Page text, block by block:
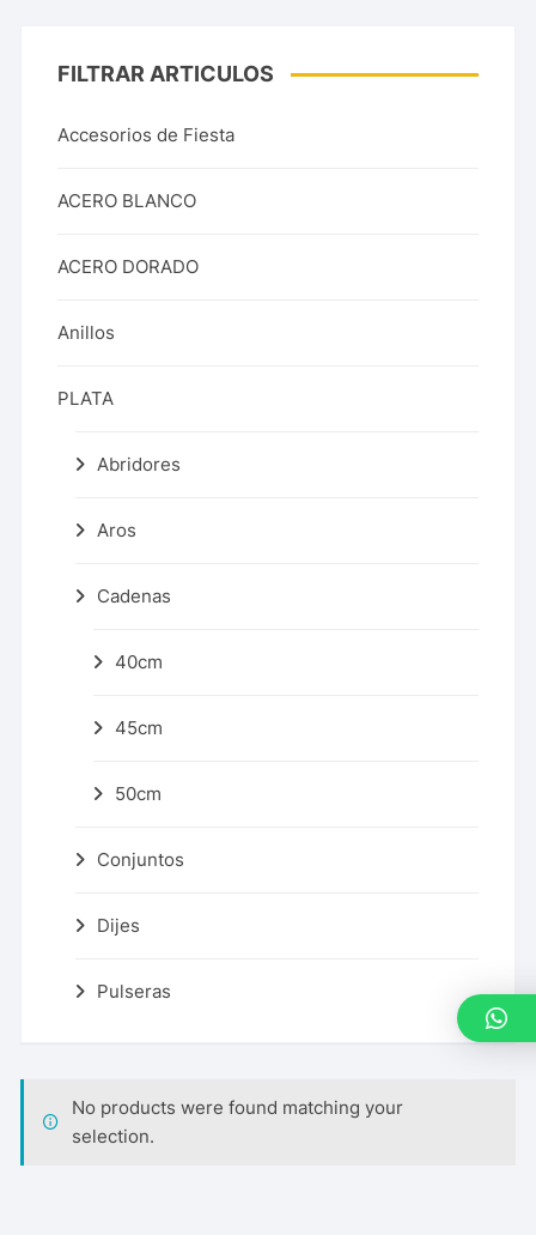
No products were found matching your
selection.
FILTRAR ARTICULOS
Accesorios de Fiesta
ACERO BLANCO
ACERO DORADO
Anillos
PLATA
Abridores
Aros
Cadenas
40cm
45cm
50cm
Conjuntos
Dijes
Pulseras